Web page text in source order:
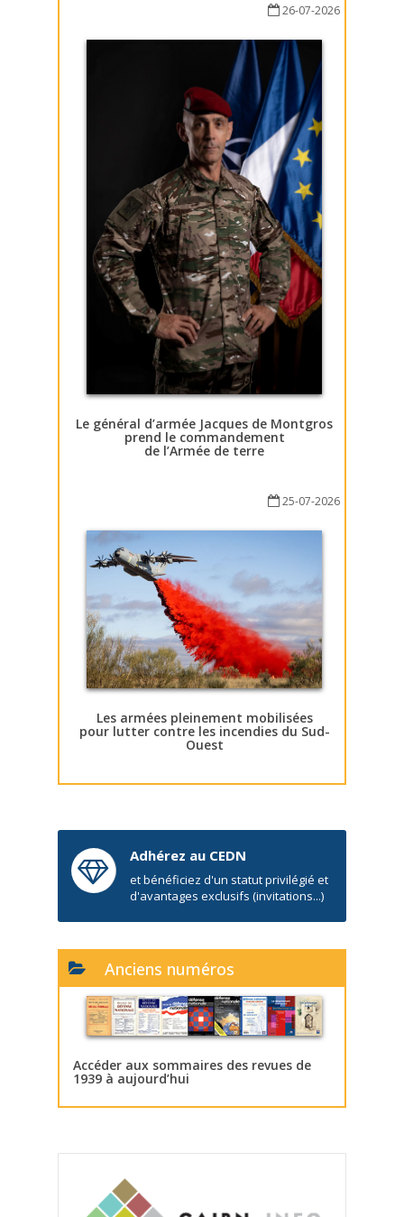
26-07-2026
Le général d’armée Jacques de Montgros
prend le commandement
de l’Armée de terre
25-07-2026
Les armées pleinement mobilisées
pour lutter contre les incendies du Sud-
Ouest
Adhérez au CEDN
et bénéficiez d'un statut privilégié et
d'avantages exclusifs (invitations...)
Anciens numéros
Accéder aux sommaires des revues de
1939 à aujourd’hui